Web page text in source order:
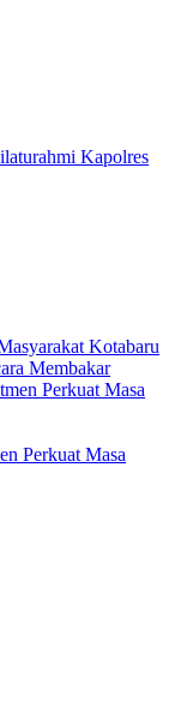
Kapolres
Kotabaru
Membakar
Perkuat Masa